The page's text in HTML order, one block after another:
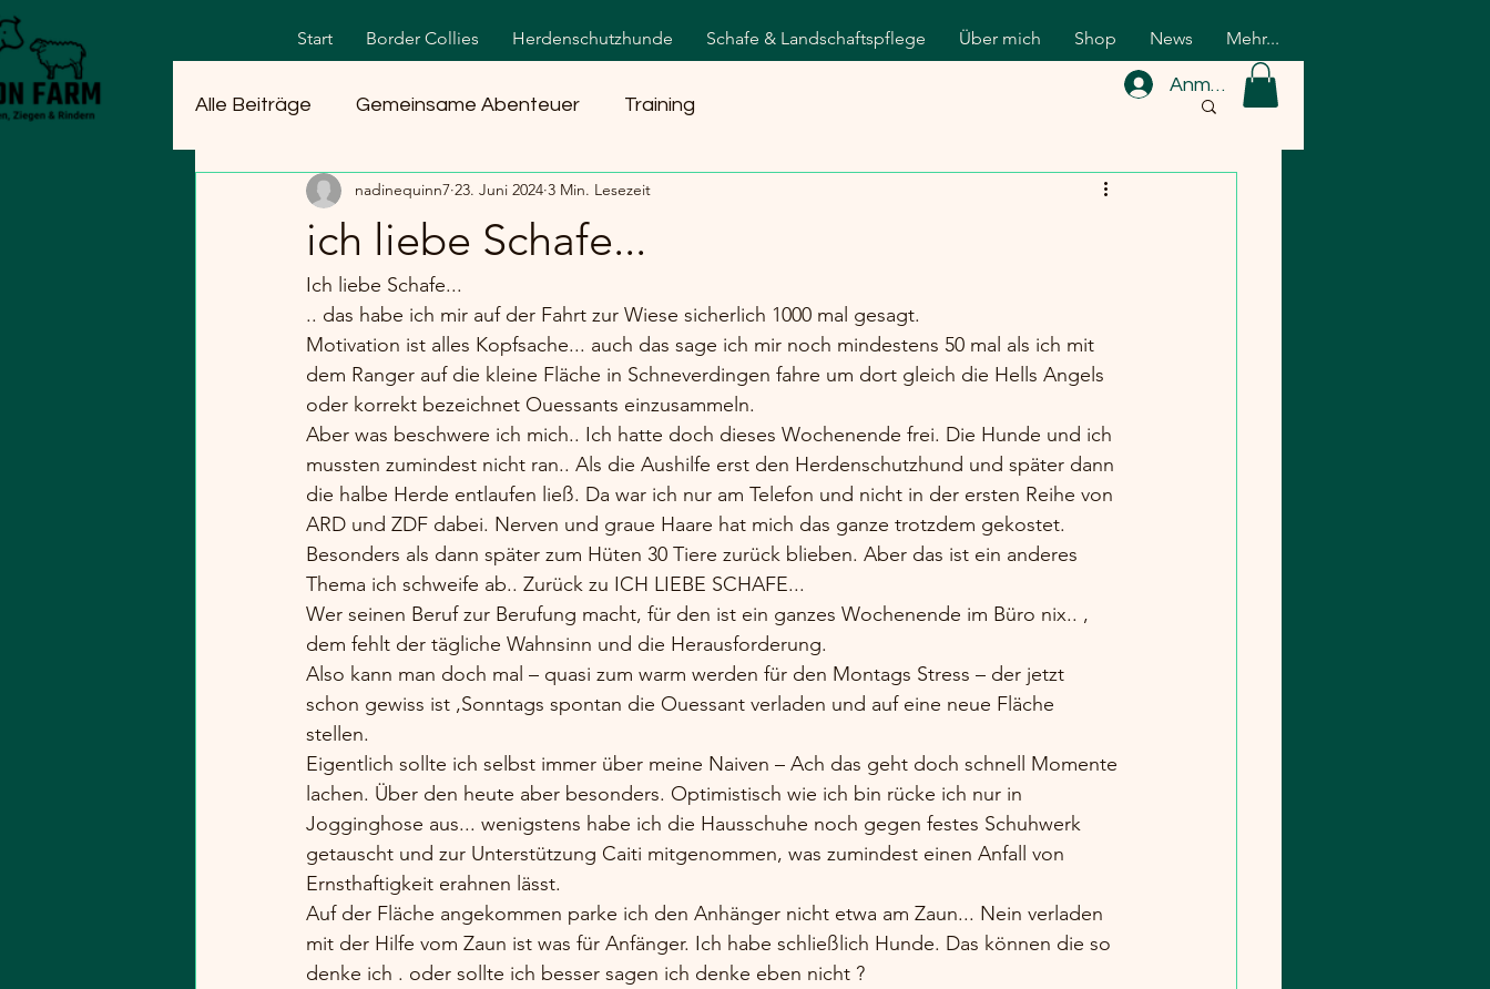
Start Border Collies Herdenschutzhunde Schafe & Landschaftspflege Über mich Shop News Mehr...
Anmelden
Alle Beiträge
Gemeinsame Abenteuer Training
ich liebe Schafe...
nadinequinn7 23. Juni 2024 3 Min. Lesezeit
Ich liebe Schafe...
.. das habe ich mir auf der Fahrt zur Wiese sicherlich 1000 mal gesagt.
Motivation ist alles Kopfsache... auch das sage ich mir noch mindestens 50 mal als ich mit
dem Ranger auf die kleine Fläche in Schneverdingen fahre um dort gleich die Hells Angels
oder korrekt bezeichnet Ouessants einzusammeln.
Aber was beschwere ich mich.. Ich hatte doch dieses Wochenende frei. Die Hunde und ich
mussten zumindest nicht ran.. Als die Aushilfe erst den Herdenschutzhund und später dann
die halbe Herde entlaufen ließ. Da war ich nur am Telefon und nicht in der ersten Reihe von
ARD und ZDF dabei. Nerven und graue Haare hat mich das ganze trotzdem gekostet.
Besonders als dann später zum Hüten 30 Tiere zurück blieben. Aber das ist ein anderes
Thema ich schweife ab.. Zurück zu ICH LIEBE SCHAFE...
Wer seinen Beruf zur Berufung macht, für den ist ein ganzes Wochenende im Büro nix.. ,
dem fehlt der tägliche Wahnsinn und die Herausforderung.
Also kann man doch mal – quasi zum warm werden für den Montags Stress – der jetzt
schon gewiss ist ,Sonntags spontan die Ouessant verladen und auf eine neue Fläche
stellen.
Eigentlich sollte ich selbst immer über meine Naiven – Ach das geht doch schnell Momente
lachen. Über den heute aber besonders. Optimistisch wie ich bin rücke ich nur in
Jogginghose aus... wenigstens habe ich die Hausschuhe noch gegen festes Schuhwerk
getauscht und zur Unterstützung Caiti mitgenommen, was zumindest einen Anfall von
Ernsthaftigkeit erahnen lässt.
Auf der Fläche angekommen parke ich den Anhänger nicht etwa am Zaun... Nein verladen
mit der Hilfe vom Zaun ist was für Anfänger. Ich habe schließlich Hunde. Das können die so
denke ich . oder sollte ich besser sagen ich denke eben nicht ?